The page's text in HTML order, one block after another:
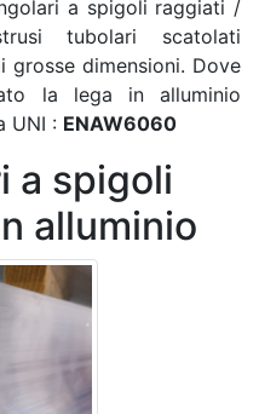
a spigoli raggiati /
tubolari scatolati
dimensioni. Dove
la lega in alluminio
UNI : ENAW6060
a spigoli
alluminio